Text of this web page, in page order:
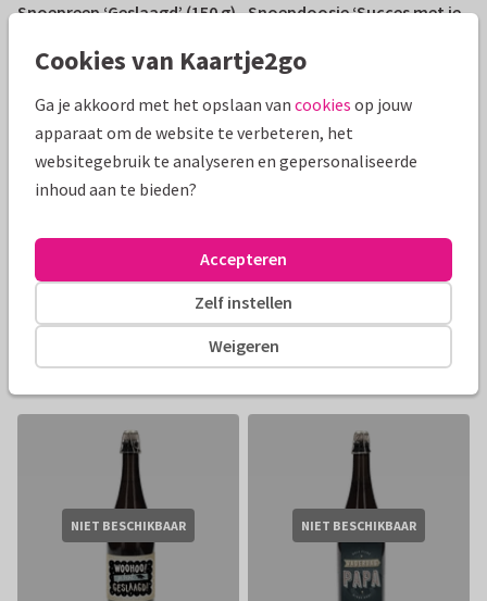
Snoepreep ‘Geslaagd’ (150 g) Snoepdoosje ‘Succes met je
€ 4,95
4,95
Moederdag armbandje met
Moederdag armbandje met
steentje (zilverkleurig)
NIET BESCHIKBAAR NIET BESCHIKBAAR
Cookies van Kaartje2go
Ga je akkoord met het opslaan van cookies op jouw
apparaat om de website te verbeteren, het
websitegebruik te analyseren en gepersonaliseerde
inhoud aan te bieden?
Weigeren
Zelf instellen
Accepteren